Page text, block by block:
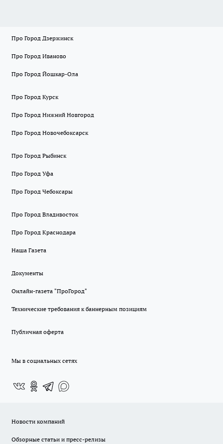
Про Город Дзержинск
Про Город Иваново
Про Город Йошкар-Ола
Про Город Курск
Про Город Нижний Новгород
Про Город Новочебоксарск
Про Город Рыбинск
Про Город Уфа
Про Город Чебоксары
Про Город Владивосток
Про Город Краснодара
Наша Газета
Документы
Онлайн-газета "ПроГород"
Технические требования к баннерным позициям
Публичная оферта
Мы в социальных сетях
Новости компаний
Обзорные статьи и пресс-релизы